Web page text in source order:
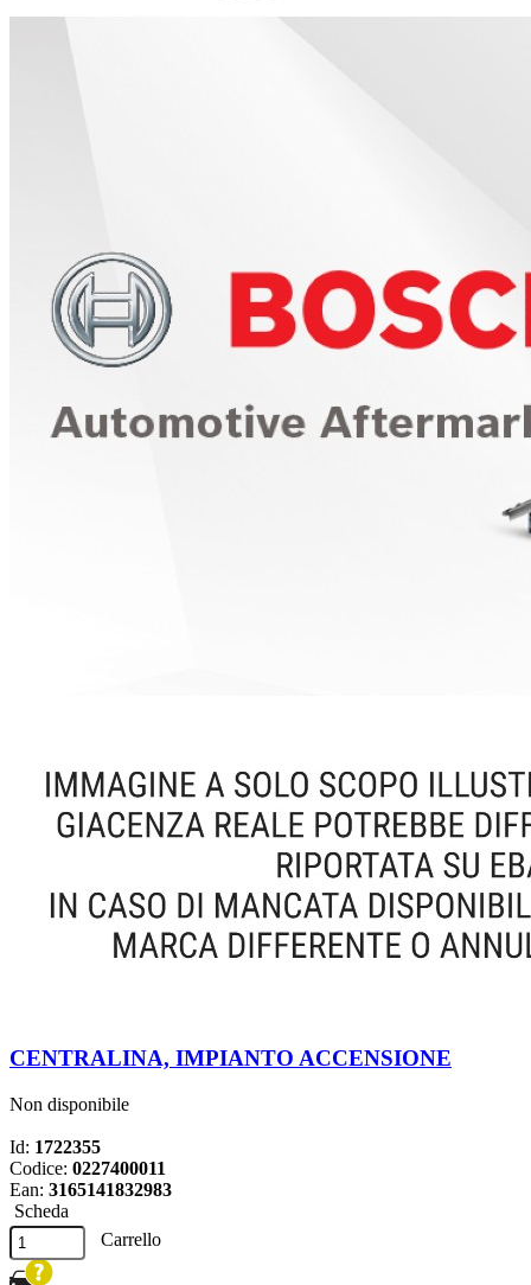
CENTRALINA, IMPIANTO ACCENSIONE
Non disponibile
Id: 1722355
Codice: 0227400011
Ean: 3165141832983
Scheda
Carrello